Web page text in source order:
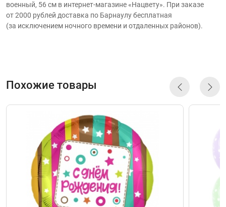
военный, 56 см в интернет-магазине «Нацвету». При заказе
от 2000 рублей доставка по Барнаулу бесплатная
(за исключением ночного времени и отдаленных районов).
Похожие товары